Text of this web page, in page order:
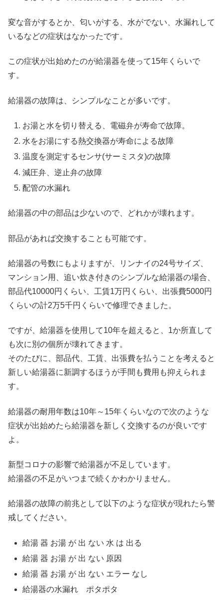
変な音がするとか、匂いがする、水がでない、水漏れして
いるなどの症状はなかったです。
この症状が出始めたのが給湯器を使って15年くらいで
す。
給湯器の故障は、シンプルなことが多いです。
お湯と水を切り替える、電磁弁が寿命で故障。
水をお湯にする熱交換器が寿命による故障
温度を測定するセンサ(サーミスタ)の故障
減圧弁、逆止弁の故障
配管の水漏れ
給湯器の中の部品は少ないので、どれかが壊れます。
部品があれば交換することも可能です。
給湯器の号数にもよりますが、リンナイの24号サイズ、
マンション用、追い炊き付きのシンプルな給湯器の場合、
部品代10000円くらい、工賃1万円くらい、出張費5000円
くらいの計2万5千円くらいで修理できました。
ですが、給湯器を使用して10年を超えると、1か所直して
も次に別の個所が壊れてきます。
そのたびに、部品代、工賃、出張費を払うことを考えると
新しい給湯器に新調するほうが手間も費用も抑えられま
す。
給湯器の耐用年数は10年～15年くらいなので次のような
症状が出始めたら給湯器を新しく交換するのが良いです
よ。
新型コロナの影響で給湯器が不足しています。
給湯器の不足がいつまで続くかわかりません。
給湯器の故障の前兆として以下のような症状が現れたら警
戒してください。
給湯 器 お湯 が 出 ない 水 は 出る
給湯 器 お湯 が 出 ない 原因
給湯 器 お湯 が 出 ない エラー なし
給湯器の水漏れ ポタポタ